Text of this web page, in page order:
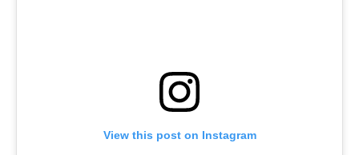
View this post on Instagram